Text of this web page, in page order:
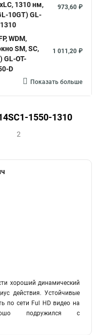
1310 нм,
10GT) GL-
973,60 ₽
WDM,
SM, SC,
GL-OT-
D
1 011,20 ₽
Показать больше
1550-1310
2
хороший динамический
действия. Устойчивые
по сети Ful HD видео на
подружился с